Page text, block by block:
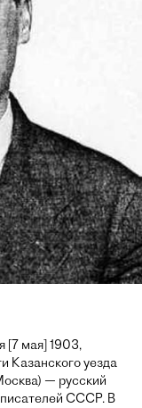
[7 мая] 1903,
Казанского уезда
— русский
писателей СССР. В